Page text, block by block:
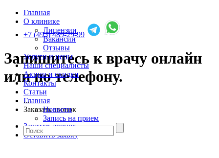
Главная
О клинике
Лицензии
Вакансии
Отзывы
Услуги и цены
Наши специалисты
Акции и скидки
Контакты
Статьи
...
Новости
Запись на прием
+7 (495) 489-29-99
Запишитесь к врачу онлайн
или по телефону.
Главная
Заказать звонок
Заказать звонок
Оставить заявку